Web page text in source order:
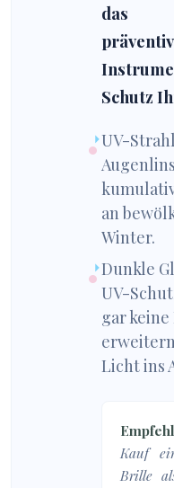
Schutz
UV-
an
Winter.
Dunkle
UV-
gar
Licht ins
Kauf
Brille